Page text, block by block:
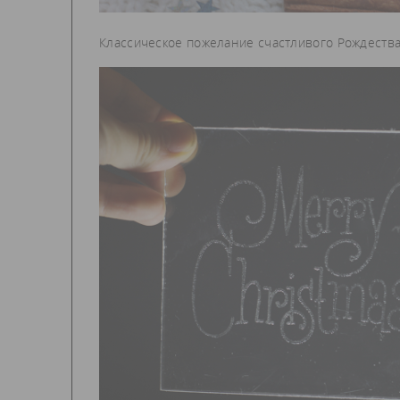
Классическое пожелание счастливого